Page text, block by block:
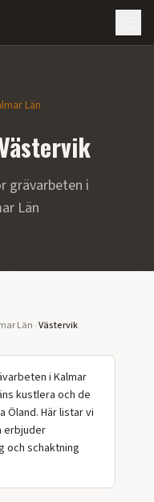
Län
grävarbeten i
Län
Län ›Västervik
i Kalmar
kustlera och de
Öland. Här listar vi
erbjuder
och schaktning